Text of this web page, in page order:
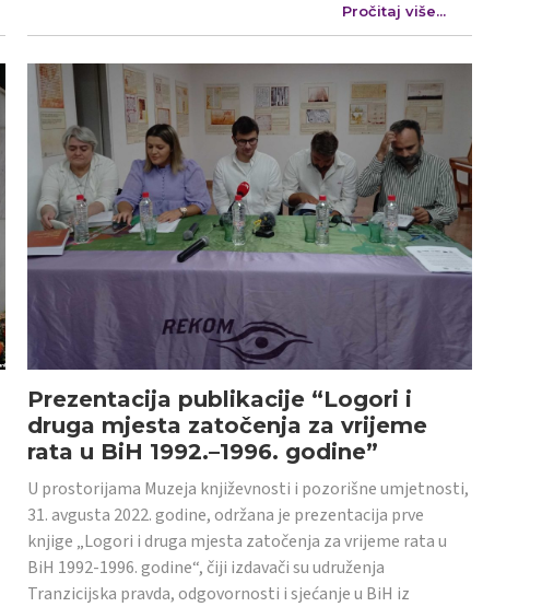
Pročitaj više...
Prezentacija publikacije “Logori i
druga mjesta zatočenja za vrijeme
rata u BiH 1992.–1996. godine”
U prostorijama Muzeja književnosti i pozorišne umjetnosti,
31. avgusta 2022. godine, održana je prezentacija prve
knjige „Logori i druga mjesta zatočenja za vrijeme rata u
BiH 1992-1996. godine“, čiji izdavači su udruženja
Tranzicijska pravda, odgovornosti i sjećanje u BiH iz